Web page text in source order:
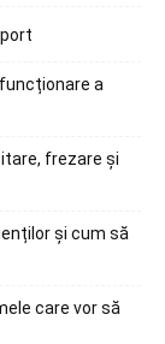
a
frezare și
și cum să
care vor să